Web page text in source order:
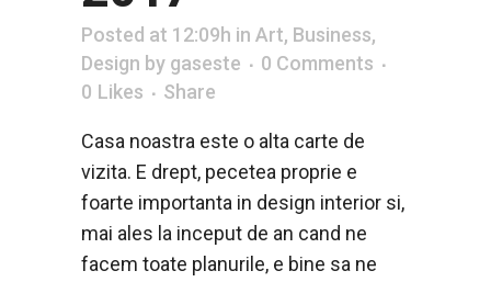
Posted at 12:09h in Art, Business,
Design by gaseste
0 Comments
0 Likes Share
Casa noastra este o alta carte de
vizita. E drept, pecetea proprie e
foarte importanta in design interior si,
mai ales la inceput de an cand ne
facem toate planurile, e bine sa ne